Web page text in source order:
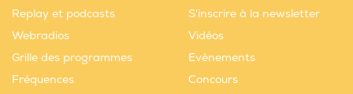
Replay et podcasts
Webradios
Grille des programmes
Fréquences
S'inscrire à la newsletter
Vidéos
Evènements
Concours